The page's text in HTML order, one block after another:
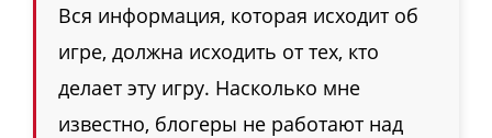
Вся информация, которая исходит об
игре, должна исходить от тех, кто
делает эту игру. Насколько мне
известно, блогеры не работают над